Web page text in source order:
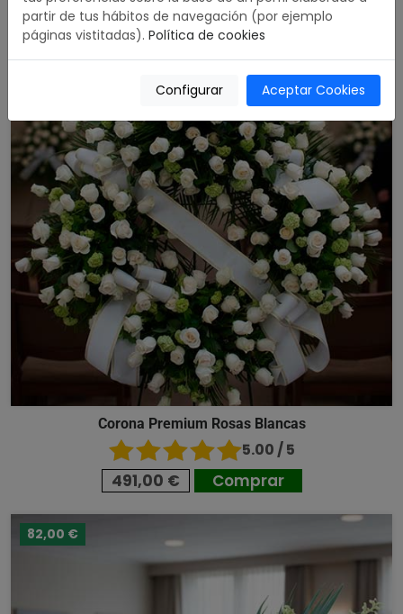
Corona Premium Rosas Blancas
5.00 / 5
491,00 € Comprar
82,00 €
partir de tus hábitos de navegación (por ejemplo
páginas vistitadas). Política de cookies
Configurar Aceptar Cookies